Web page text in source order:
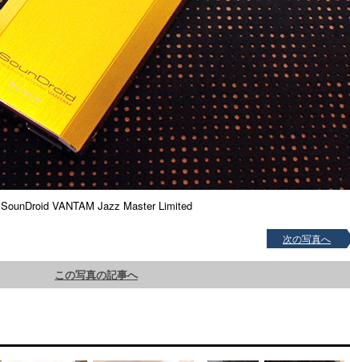
SounDroid VANTAM Jazz Master Limited
次の写真へ
この写真の記事へ